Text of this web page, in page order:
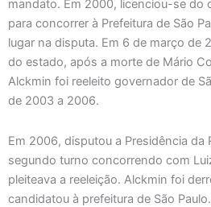
mandato. Em 2000, licenciou-se do
para concorrer à Prefeitura de São
lugar na disputa. Em 6 de março de
do estado, após a morte de Mário
Alckmin foi reeleito governador de
de 2003 a 2006.
Em 2006, disputou a Presidência da
segundo turno concorrendo com
pleiteava a reeleição. Alckmin foi
candidatou à prefeitura de São